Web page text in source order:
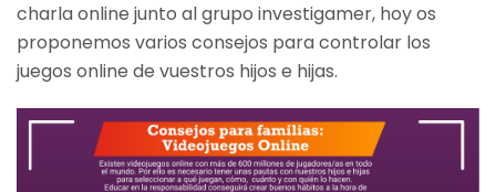
charla online junto al grupo investigamer, hoy os
proponemos varios consejos para controlar los
juegos online de vuestros hijos e hijas.